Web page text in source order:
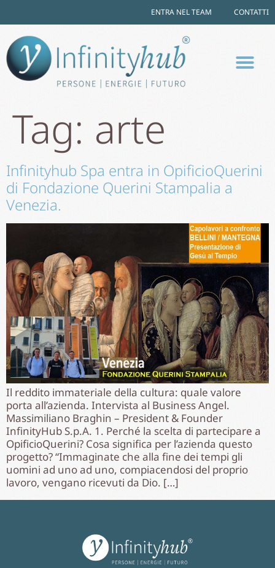
ENTRA NEL TEAM CONTATTI
Tag: arte
Infinityhub Spa entra in OpificioQuerini
di Fondazione Querini Stampalia a
Venezia.
Il reddito immateriale della cultura: quale valore
porta all’azienda. Intervista al Business Angel.
Massimiliano Braghin – President & Founder
InfinityHub S.p.A. 1. Perché la scelta di partecipare a
OpificioQuerini? Cosa significa per l’azienda questo
progetto? “Immaginate che alla fine dei tempi gli
uomini ad uno ad uno, compiacendosi del proprio
lavoro, vengano ricevuti da Dio. […]